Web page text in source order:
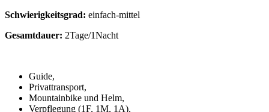
Schwierigkeitsgrad: einfach-mittel
Gesamtdauer: 2Tage/1Nacht
Guide,
Privattransport,
Mountainbike und Helm,
Verpflegung (1F, 1M, 1A),